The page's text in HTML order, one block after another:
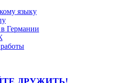
языку
Германии